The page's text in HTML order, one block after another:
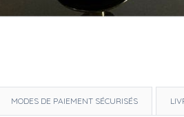
MODES DE PAIEMENT SÉCURISÉS